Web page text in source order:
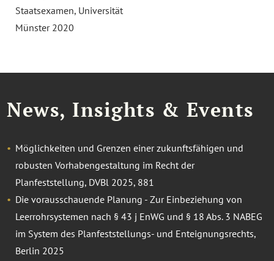
Staatsexamen, Universität
Münster 2020
News, Insights & Events
Möglichkeiten und Grenzen einer zukunftsfähigen und
robusten Vorhabengestaltung im Recht der
Planfeststellung, DVBl 2025, 881
Die vorausschauende Planung - Zur Einbeziehung von
Leerrohrsystemen nach § 43 j EnWG und § 18 Abs. 3 NABEG
im System des Planfeststellungs- und Enteignungsrechts,
Berlin 2025